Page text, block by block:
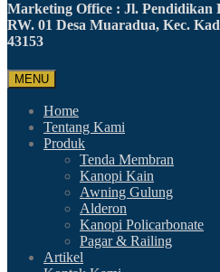
Marketing Office : Jl. Pendidikan
RW. 01 Desa Muaradua, Kec.
43153
MENU
Home
Tentang Kami
Produk
Tenda Membran
Kanopi Kain
Awning Gulung
Alderon
Kanopi Policarbonate
Pagar & Railing
Artikel